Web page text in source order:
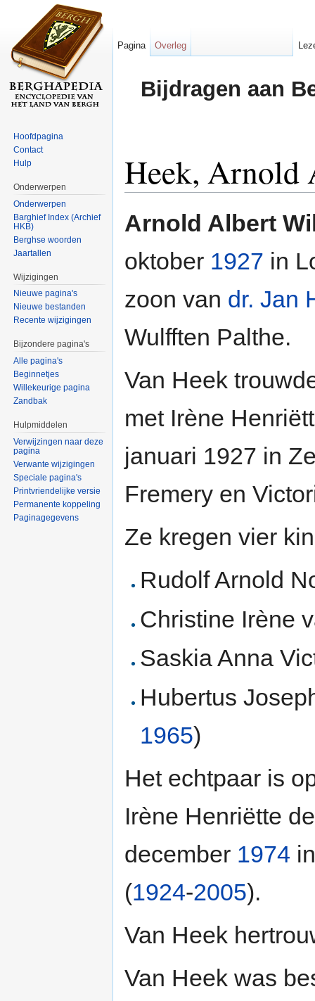
Bijdragen aan
Heek, Arnold
Arnold Albert
oktober 1927 in
zoon van dr. Jan
Wulfften Palthe.
Van Heek
met Irène
januari 1927 in
Fremery en
Ze kregen vier
Rudolf Arnold
Christine Irène
Saskia Anna
Hubertus
1965)
Het echtpaar is
Irène Henriëtte
december 1974
(1924-2005).
Van Heek
Van Heek was
Pagina Overleg
Hoofdpagina
Contact
Hulp
Onderwerpen
Onderwerpen
Barghief Index (Archief
HKB)
Berghse woorden
Jaartallen
Wijzigingen
Nieuwe pagina's
Nieuwe bestanden
Recente wijzigingen
Bijzondere pagina's
Alle pagina's
Beginnetjes
Willekeurige pagina
Zandbak
Hulpmiddelen
Verwijzingen naar deze
pagina
Verwante wijzigingen
Speciale pagina's
Printvriendelijke versie
Permanente koppeling
Paginagegevens